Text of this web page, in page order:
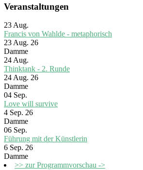
Veranstaltungen
23 Aug.
Francis von Wahlde - metaphorisch
23 Aug. 26
Damme
24 Aug.
Thinktank - 2. Runde
24 Aug. 26
Damme
04 Sep.
Love will survive
4 Sep. 26
Damme
06 Sep.
Führung mit der Künstlerin
6 Sep. 26
Damme
>> zur Programmvorschau ->